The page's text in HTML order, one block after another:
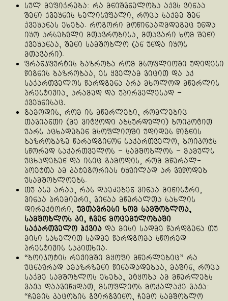
სულ მეფიქრება: რა მნიშვნელობა აქვს ვინაა
შენი ქვეყნის ხელისუფალი, როცა საქმე შენ
ქვეყანას ეხება. როგორი მოწინააღმდეგეც უნდა
იყო არსებული მთავრობისა, მთავარი ხომ შენი
ქვეყანაა, შენი სამშობლო (ან უნდა იყოს
მთავარი).
ფრანკფურტის ბაზრობა რომ მსოფლიოში უდიდესი
წიგნის ბაზრობაა, ეს ყველამ ვიცით და აქ
საქართველოს წარდგენა არა მხოლოდ მწერლის
პრესტიჟია, არამედ და უპირველესად –
ქვეყნისაც.
გამოდის, რომ ის მწერლები, რომლებიც
თავიანთი (მე ვიტყოდი აბსურდული) ბოიკოტით
უარს აცხადებენ მსოფლიოში უდიდეს წიგნის
ბაზრობაზე წარადგინონ საქართველო, ბოიკოტს
სწორედ საქართველოს – სამშობლოს – მამულს
უცხადებენ და ისიც გამოდის, რომ მწერალ-
პოეტთა ამ კატეგორიას ტყუილად არ ვუწოდებ
უსამშობლოებს.
თუ ასე არაა, რას დაეძებენ ვინაა მინისტრი,
ვინაა პრემიერი, ვინაა მწერალთა სახლის
დირექტორი, უმთავრესი ხომ სამშობლოა,
სამშობლოს კი, ჩვენ მოცემულობაში
საქართველო ჰქვია და მისი სადმე წარდგენა თუ
მისი სახელით სადმე წარდგომა სწორედ
პრესტიჟის საკითხია.
“ბოიკოტის რეჟიმში მყოფი მწერლებიც” რა
უცნაურად ამაზრზენი წინადადებაა, მაშინ, როცა
საქმე სამშობლოს ეხება, ეტყობა ამ მწერლებს
ვაჟა დაავიწყდათ, მსოფლიოს მოქალაქე ვაჟა:
“ჩემის კაცობის გვირგვინო, ჩემო სამშობლო